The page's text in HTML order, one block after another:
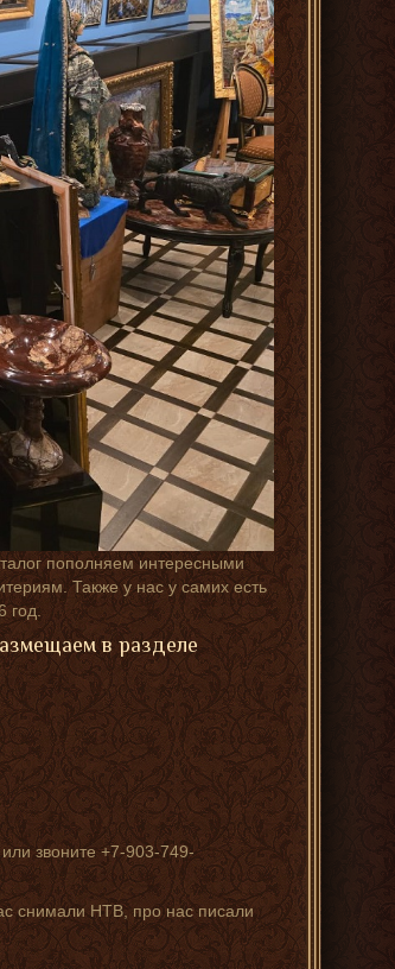
пополняем интересными
Также у нас у самих есть
год.
в разделе
или звоните +7-903-749-
снимали НТВ, про нас писали